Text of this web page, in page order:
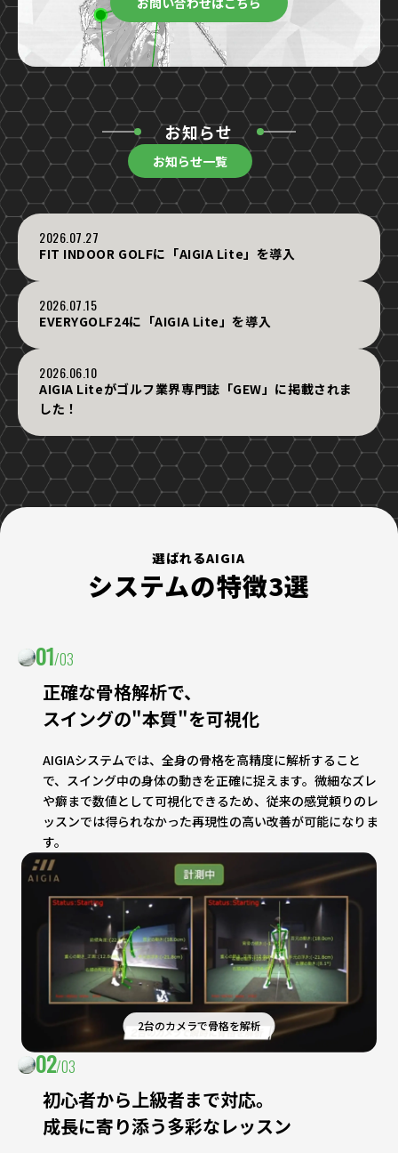
お知らせ
お知らせ一覧
2026.07.27
FIT INDOOR GOLFに「AIGIA Lite」を導入
2026.07.15
EVERYGOLF24に「AIGIA Lite」を導入
2026.06.10
AIGIA Liteがゴルフ業界専門誌「GEW」に掲載されま
した！
選ばれるAIGIA
システムの特徴3選
01/03
正確な骨格解析で、
スイングの"本質"を可視化
AIGIAシステムでは、全身の骨格を高精度に解析すること
で、スイング中の身体の動きを正確に捉えます。微細なズレ
や癖まで数値として可視化できるため、従来の感覚頼りのレ
ッスンでは得られなかった再現性の高い改善が可能になりま
す。
2台のカメラで骨格を解析
02/03
初心者から上級者まで対応。
成長に寄り添う多彩なレッスン